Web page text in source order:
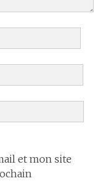
et mon site